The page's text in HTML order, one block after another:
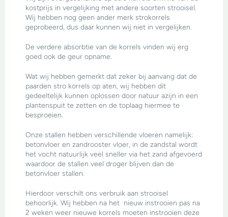
kostprijs in vergelijking met andere soorten strooisel.
Wij hebben nog geen ander merk strokorrels
geprobeerd, dus daar kunnen wij niet in vergelijken.
De verdere absorbtie van de korrels vinden wij erg
goed ook de geur opname.
Wat wij hebben gemerkt dat zeker bij aanvang dat de
paarden stro korrels op aten, wij hebben dit
gedeeltelijk kunnen oplossen door natuur azijn in een
plantenspuit te zetten en de toplaag hiermee te
besproeien.
Onze stallen hebben verschillende vloeren namelijk:
betonvloer en zandrooster vloer, in de zandstal wordt
het vocht natuurlijk veel sneller via het zand afgevoerd
waardoor de stallen veel droger blijven dan de
betonvloer stallen.
Hierdoor verschilt ons verbruik aan strooisel
behoorlijk. Wij hebben na het nieuw instrooien pas na
2 weken weer nieuwe korrels moeten instrooien deze